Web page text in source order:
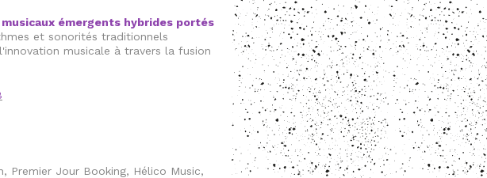
émergents hybrides portés
et sonorités traditionnels
musicale à travers la fusion
Premier Jour Booking, Hélico Music,